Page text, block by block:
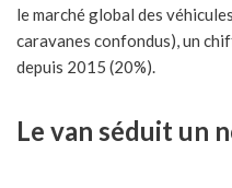
le marché global des
caravanes confondus), un
depuis 2015 (20%).
Le van séduit un